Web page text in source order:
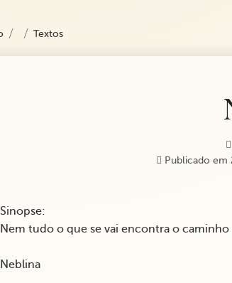
Textos
Publicado em
Sinopse:
Nem tudo o que se vai encontra o
Neblina